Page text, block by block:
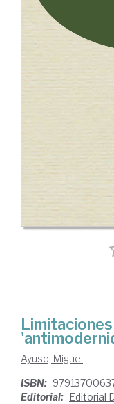
Ayuso, Miguel
ISBN:
Editorial: Editorial